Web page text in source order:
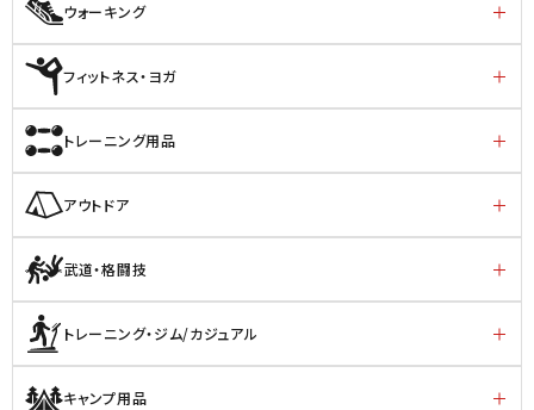
ウォーキング
フィットネス・ヨガ
トレーニング用品
アウトドア
武道・格闘技
トレーニング・ジム/カジュアル
キャンプ用品